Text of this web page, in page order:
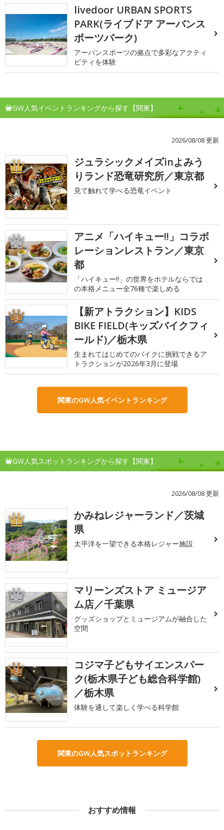
livedoor URBAN SPORTS
PARK(ライブドア アーバンス
ポーツパーク)
アーバンスポーツの拠点で多彩なアクティ
ビティを体験
GW人気イベントランキングから探す【関東】
2026/08/08 更新
1
ジュラシックメイズinよみう
りランド恐竜研究所／東京都
見て触れて学べる恐竜イベント
2
アニメ「ハイキュー!!」コラボ
レーションレストラン／東京
都
「ハイキュー!!」の世界をホテルならでは
の本格メニュー全76種で楽しめる
3
【新アトラクション】KIDS
BIKE FIELD(キッズバイクフィ
ールド)／栃木県
生まれてはじめてのバイクに挑戦できるア
トラクションが2026年3月に登場
関東のGW人気イベントランキング
GW人気スポットランキングから探す【関東】
2026/08/08 更新
1
かみねレジャーランド／茨城
県
太平洋を一望できる本格レジャー施設
2
マリーンズストア ミュージア
ム店／千葉県
グッズショップとミュージアムが融合した
空間
3
コジマ子どもサイエンスパー
ク(栃木県子ども総合科学館)
／栃木県
体験を通して楽しく学べる科学館
関東のGW人気スポットランキング
おすすめ情報